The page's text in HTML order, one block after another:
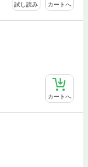
試し読み カートへ
カートへ